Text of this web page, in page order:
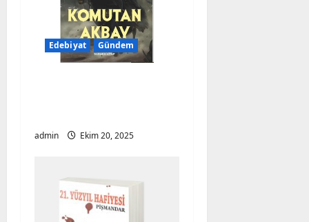
Edebiyat Gündem
admin Ekim 20, 2025